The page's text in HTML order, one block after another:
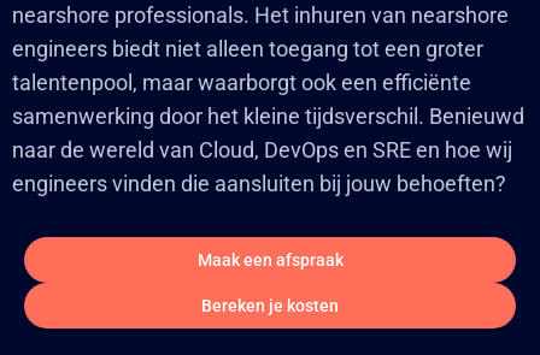
nearshore professionals. Het inhuren van nearshore
engineers biedt niet alleen toegang tot een groter
talentenpool, maar waarborgt ook een efficiënte
samenwerking door het kleine tijdsverschil. Benieuwd
naar de wereld van Cloud, DevOps en SRE en hoe wij
engineers vinden die aansluiten bij jouw behoeften?
Maak een afspraak
Bereken je kosten